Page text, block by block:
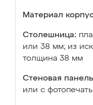
Материал
Столешница:
или 38 мм; из
толщина 38 мм
Стеновая
или с